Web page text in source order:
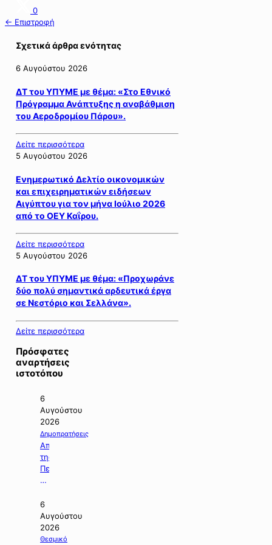
0
← Επιστροφή
Σχετικά άρθρα ενότητας
6 Αυγούστου 2026
ΔΤ του ΥΠΥΜΕ με θέμα: «Στο Εθνικό
Πρόγραμμα Ανάπτυξης η αναβάθμιση
του Αεροδρομίου Πάρου».
Δείτε περισσότερα
5 Αυγούστου 2026
Ενημερωτικό Δελτίο οικονομικών
και επιχειρηματικών ειδήσεων
Αιγύπτου για τον μήνα Ιούλιο 2026
από το ΟΕΥ Καΐρου.
Δείτε περισσότερα
5 Αυγούστου 2026
ΔΤ του ΥΠΥΜΕ με θέμα: «Προχωράνε
δύο πολύ σημαντικά αρδευτικά έργα
σε Νεστόριο και Σελλάνα».
Δείτε περισσότερα
Πρόσφατες
αναρτήσεις
ιστοτόπου
6
Αυγούστου
2026
Δημοπρατήσεις
Απόφαση
της
Περιφέρειας
Κεντρικής
με
την
οποία
ματαιώνεται
6
Αυγούστου
2026
Θεσμικό